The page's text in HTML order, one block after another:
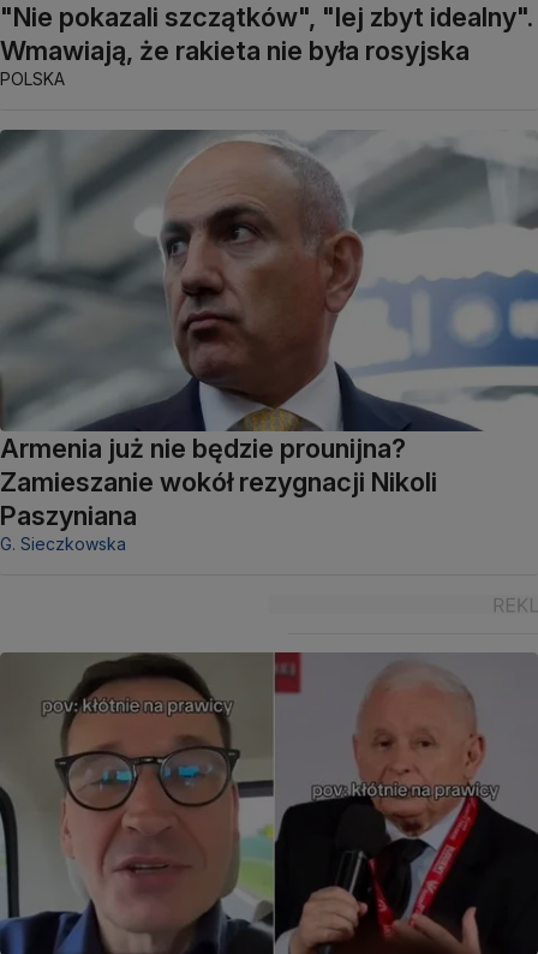
"Nie pokazali szczątków", "lej zbyt idealny".
Wmawiają, że rakieta nie była rosyjska
POLSKA
Armenia już nie będzie prounijna?
Zamieszanie wokół rezygnacji Nikoli
Paszyniana
G. Sieczkowska